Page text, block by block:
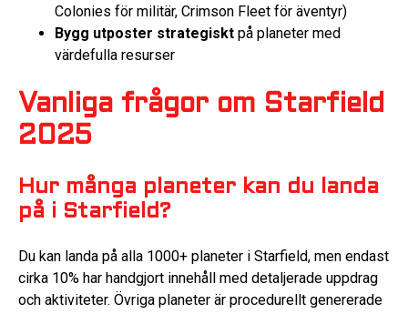
Colonies för militär, Crimson Fleet för äventyr)
Bygg utposter strategiskt på planeter med
värdefulla resurser
Vanliga frågor om Starfield
2025
Hur många planeter kan du landa
på i Starfield?
Du kan landa på alla 1000+ planeter i Starfield, men endast
cirka 10% har handgjort innehåll med detaljerade uppdrag
och aktiviteter. Övriga planeter är procedurellt genererade